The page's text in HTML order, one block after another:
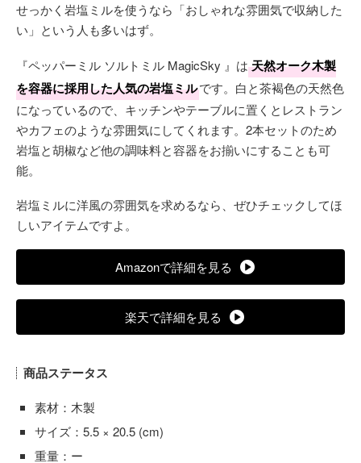
せっかく岩塩ミルを使うなら「おしゃれな雰囲気で収納した
い」という人も多いはず。
『ペッパーミル ソルトミル MagicSky 』は 天然オーク木製
を容器に採用した人気の岩塩ミルです。白と茶褐色の天然色
になっているので、キッチンやテーブルに置くとレストラン
やカフェのような雰囲気にしてくれます。2本セットのため
岩塩と胡椒など他の調味料と容器をお揃いにすることも可
能。
岩塩ミルに洋風の雰囲気を求めるなら、ぜひチェックしてほ
しいアイテムですよ。
Amazonで詳細を見る
楽天で詳細を見る
商品ステータス
素材：木製
サイズ：5.5 × 20.5 (cm)
重量：ー